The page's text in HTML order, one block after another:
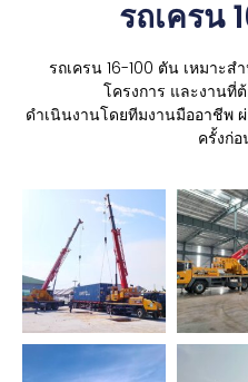
รถเครน
รถเครน 16-100 ตัน เหมาะส
โครงการ และงานที่
ดำเนินงานโดยทีมงานมืออาชีพ
ครั้งก่